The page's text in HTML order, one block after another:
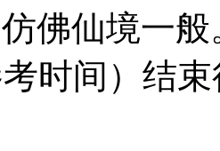
佛仙境一般
时间）结